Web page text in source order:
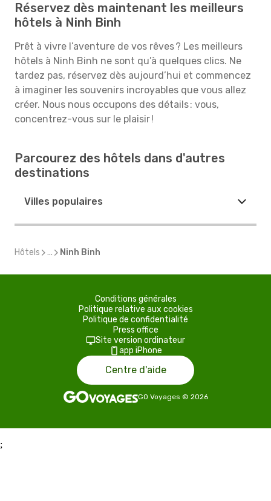
Réservez dès maintenant les meilleurs
hôtels à Ninh Binh
Prêt à vivre l’aventure de vos rêves ? Les meilleurs
hôtels à Ninh Binh ne sont qu’à quelques clics. Ne
tardez pas, réservez dès aujourd’hui et commencez
à imaginer les souvenirs incroyables que vous allez
créer. Nous nous occupons des détails : vous,
concentrez-vous sur le plaisir !
Parcourez des hôtels dans d'autres
destinations
Villes populaires
Hôtels ... Ninh Binh
Conditions générales
Politique relative aux cookies
Politique de confidentialité
Press office
Site version ordinateur
app iPhone
Centre d'aide
GO Voyages © 2026
;